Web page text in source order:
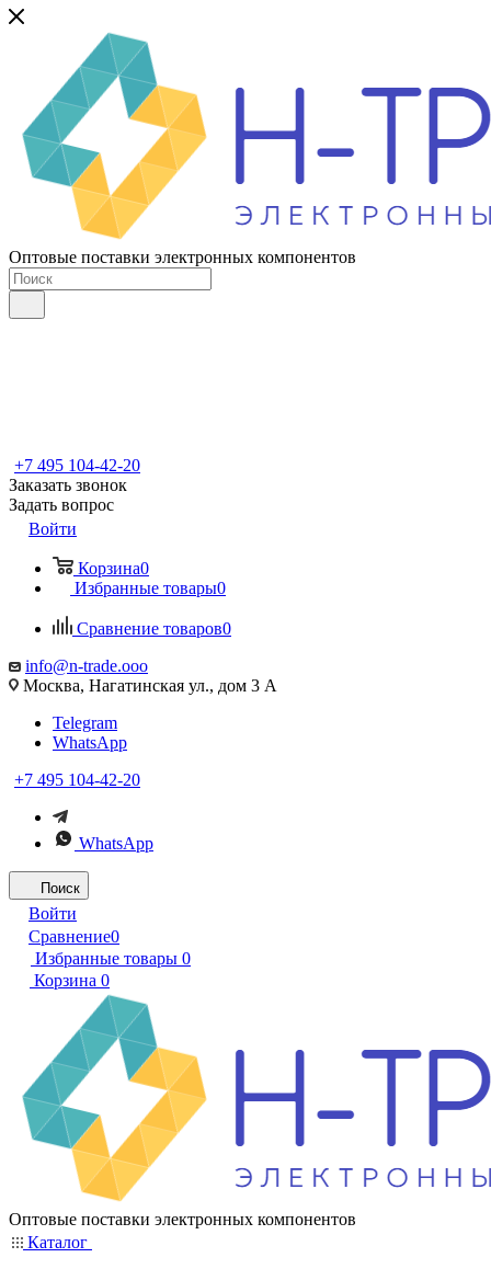
Оптовые поставки электронных компонентов
+7 495 104-42-20
Заказать звонок
Задать вопрос
Войти
Корзина0
Избранные товары0
Сравнение товаров0
info@n-trade.ooo
Москва, Нагатинская ул., дом 3 А
Telegram
WhatsApp
+7 495 104-42-20
WhatsApp
Поиск
Войти
Сравнение0
Избранные товары 0
Корзина 0
Оптовые поставки электронных компонентов
Каталог